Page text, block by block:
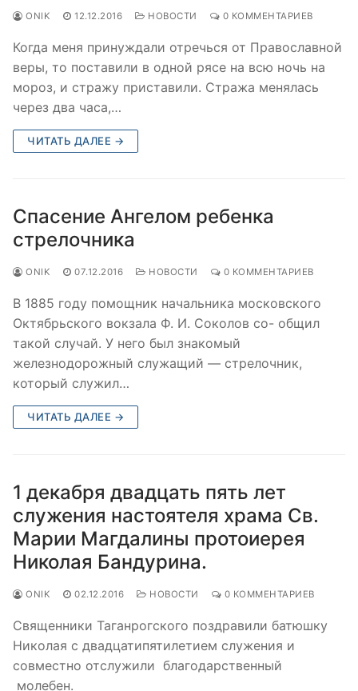
ONIK 12.12.2016 НОВОСТИ 0 КОММЕНТАРИЕВ
Когда меня принуждали отречься от Православной
веры, то поставили в одной рясе на всю ночь на
мороз, и стражу приставили. Стража менялась
через два часа,…
ЧИТАТЬ ДАЛЕЕ →
Спасение Ангелом ребенка
стрелочника
ONIK 07.12.2016 НОВОСТИ 0 КОММЕНТАРИЕВ
В 1885 году помощник начальника московского
Октябрьского вокзала Ф. И. Соколов со- общил
такой случай. У него был знакомый
железнодорожный служащий — стрелочник,
который служил…
ЧИТАТЬ ДАЛЕЕ →
1 декабря двадцать пять лет
служения настоятеля храма Св.
Марии Магдалины протоиерея
Николая Бандурина.
ONIK 02.12.2016 НОВОСТИ 0 КОММЕНТАРИЕВ
Священники Таганрогского поздравили батюшку
Николая с двадцатипятилетием служения и
совместно отслужили благодарственный
молебен.